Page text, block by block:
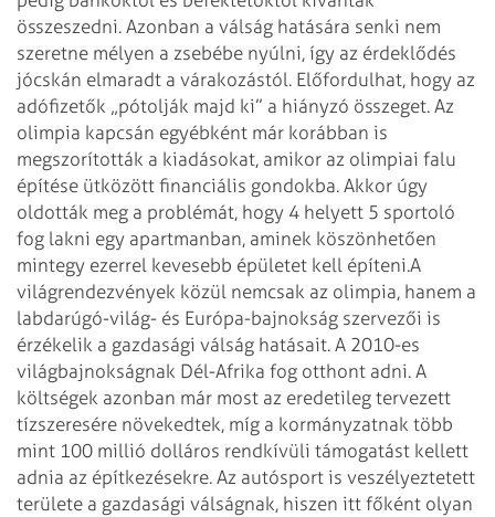
összeszedni. Azonban a válság hatására senki nem
szeretne mélyen a zsebébe nyúlni, így az érdeklődés
jócskán elmaradt a várakozástól. Előfordulhat, hogy az
adófizetők „pótolják majd ki” a hiányzó összeget. Az
olimpia kapcsán egyébként már korábban is
megszorították a kiadásokat, amikor az olimpiai falu
építése ütközött financiális gondokba. Akkor úgy
oldották meg a problémát, hogy 4 helyett 5 sportoló
fog lakni egy apartmanban, aminek köszönhetően
mintegy ezerrel kevesebb épületet kell építeni.A
világrendezvények közül nemcsak az olimpia, hanem a
labdarúgó-világ- és Európa-bajnokság szervezői is
érzékelik a gazdasági válság hatásait. A 2010-es
világbajnokságnak Dél-Afrika fog otthont adni. A
költségek azonban már most az eredetileg tervezett
tízszeresére növekedtek, míg a kormányzatnak több
mint 100 millió dolláros rendkívüli támogatást kellett
adnia az építkezésekre. Az autósport is veszélyeztetett
területe a gazdasági válságnak, hiszen itt főként olyan